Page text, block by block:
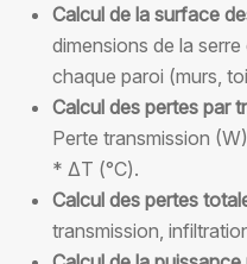
Calcul de la surface
dimensions de la
chaque paroi (murs,
Calcul des pertes par
Perte transmission
* ΔT (°C).
Calcul des pertes
transmission,